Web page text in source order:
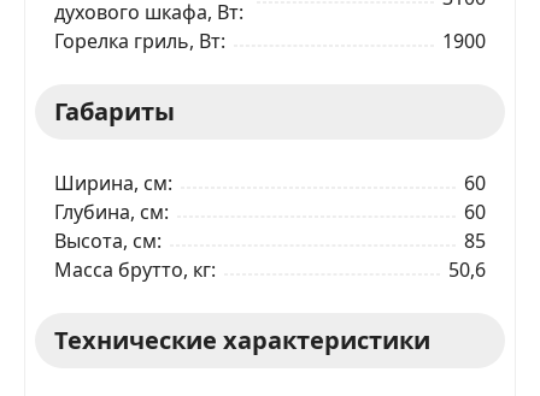
духового шкафа, Вт
Горелка гриль, Вт
1900
Габариты
Ширина, см
60
Глубина, см
60
Высота, см
85
Масса брутто, кг
50,6
Технические характеристики